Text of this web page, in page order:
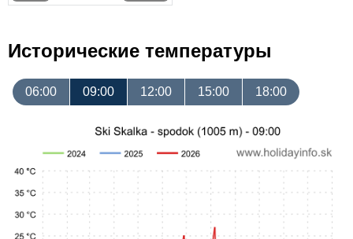
Исторические температуры
06:00 09:00 12:00 15:00 18:00